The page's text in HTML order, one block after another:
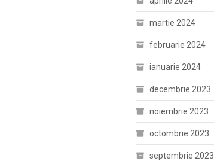
martie 2024
februarie 2024
ianuarie 2024
decembrie 2023
noiembrie 2023
octombrie 2023
septembrie 2023